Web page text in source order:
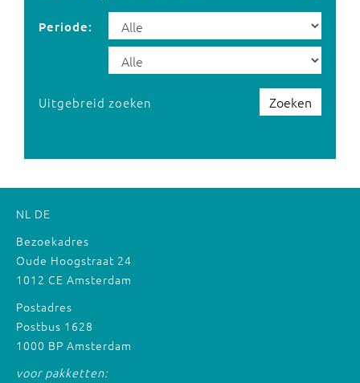
Periode:
Zoeken
Uitgebreid zoeken
NL DE
Bezoekadres
Oude Hoogstraat 24
1012 CE Amsterdam
Postadres
Postbus 1628
1000 BP Amsterdam
voor pakketten: